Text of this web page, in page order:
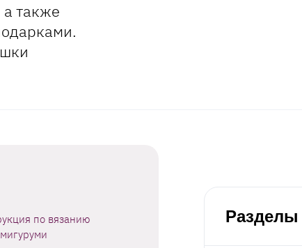
также
по вязанию
Разделы